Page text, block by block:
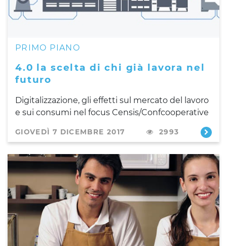
PRIMO PIANO
4.0 la scelta di chi già lavora nel
futuro
Digitalizzazione, gli effetti sul mercato del lavoro
e sui consumi nel focus Censis/Confcooperative
GIOVEDÌ 7 DICEMBRE 2017 2993